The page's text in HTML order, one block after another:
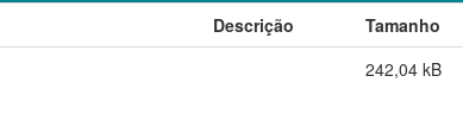
Descrição Tamanho
242,04 kB